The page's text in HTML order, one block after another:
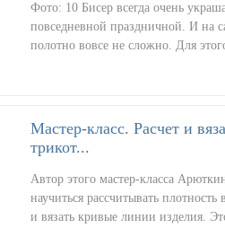
Фото: 10 Бисер всегда очень
повседневной праздничной. И на
полотно вовсе не сложно. Для
Мастер-класс. Расчет и
трикот...
Автор этого мастер-класса
научиться рассчитывать плотность
и вязать кривые линии изделия.